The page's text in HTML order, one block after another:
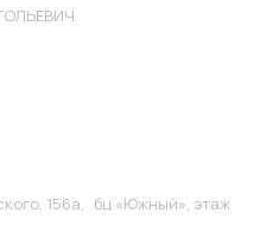
156а, бц «Южный», этаж